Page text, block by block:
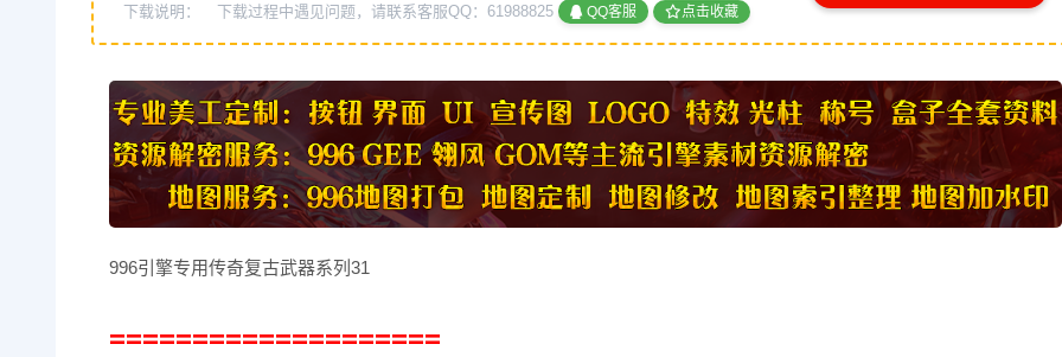
下载说明： 下载过程中遇见问题，请联系客服QQ：61988825 QQ客服 点击收藏
996引擎专用传奇复古武器系列31
====================